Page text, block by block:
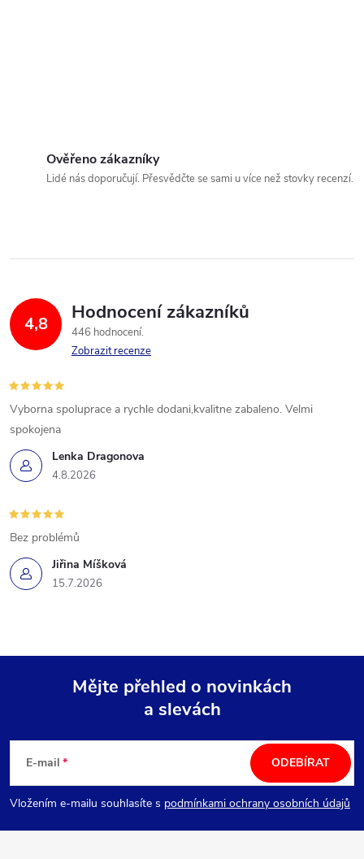
Ověřeno zákazníky
Lidé nás doporučují. Přesvědčte se sami u více než stovky recenzí.
4,8 Hodnocení zákazníků
446 hodnocení
Zobrazit recenze
Lenka Dragonova
4.8.2026
Vyborna spoluprace a rychle dodani,kvalitne zabaleno. Velmi
spokojena
Jiřina Míšková
15.7.2026
Bez problémů
p
Mějte přehled o novinkách
a slevách
E-mail
Vložením e-mailu souhlasíte s podmínkami ochrany osobních údajů
ODEBÍRAT